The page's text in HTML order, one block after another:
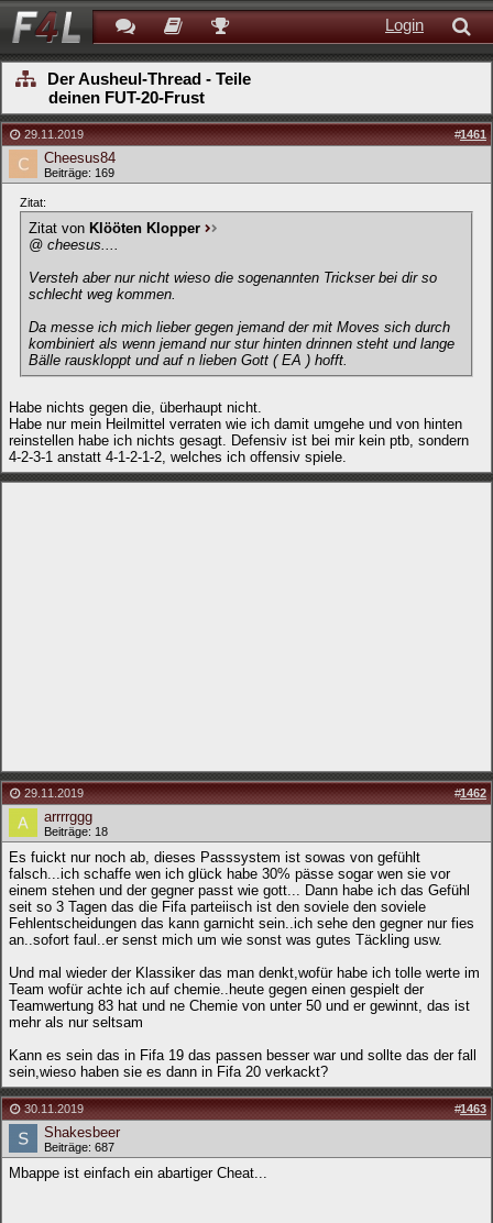
Login
Der Ausheul-Thread - Teile
deinen FUT-20-Frust
29.11.2019 #1461
Cheesus84
Beiträge: 169
Zitat:
Zitat von Klööten Klopper
@ cheesus....
Versteh aber nur nicht wieso die sogenannten Trickser bei dir so
schlecht weg kommen.
Da messe ich mich lieber gegen jemand der mit Moves sich durch
kombiniert als wenn jemand nur stur hinten drinnen steht und lange
Bälle rauskloppt und auf n lieben Gott ( EA ) hofft.
Habe nichts gegen die, überhaupt nicht.
Habe nur mein Heilmittel verraten wie ich damit umgehe und von hinten
reinstellen habe ich nichts gesagt. Defensiv ist bei mir kein ptb, sondern
4-2-3-1 anstatt 4-1-2-1-2, welches ich offensiv spiele.
29.11.2019 #1462
arrrrggg
Beiträge: 18
Es fuickt nur noch ab, dieses Passsystem ist sowas von gefühlt
falsch...ich schaffe wen ich glück habe 30% pässe sogar wen sie vor
einem stehen und der gegner passt wie gott... Dann habe ich das Gefühl
seit so 3 Tagen das die Fifa parteiisch ist den soviele den soviele
Fehlentscheidungen das kann garnicht sein..ich sehe den gegner nur fies
an..sofort faul..er senst mich um wie sonst was gutes Täckling usw.
Und mal wieder der Klassiker das man denkt,wofür habe ich tolle werte im
Team wofür achte ich auf chemie..heute gegen einen gespielt der
Teamwertung 83 hat und ne Chemie von unter 50 und er gewinnt, das ist
mehr als nur seltsam
Kann es sein das in Fifa 19 das passen besser war und sollte das der fall
sein,wieso haben sie es dann in Fifa 20 verkackt?
30.11.2019 #1463
Shakesbeer
Beiträge: 687
Mbappe ist einfach ein abartiger Cheat...